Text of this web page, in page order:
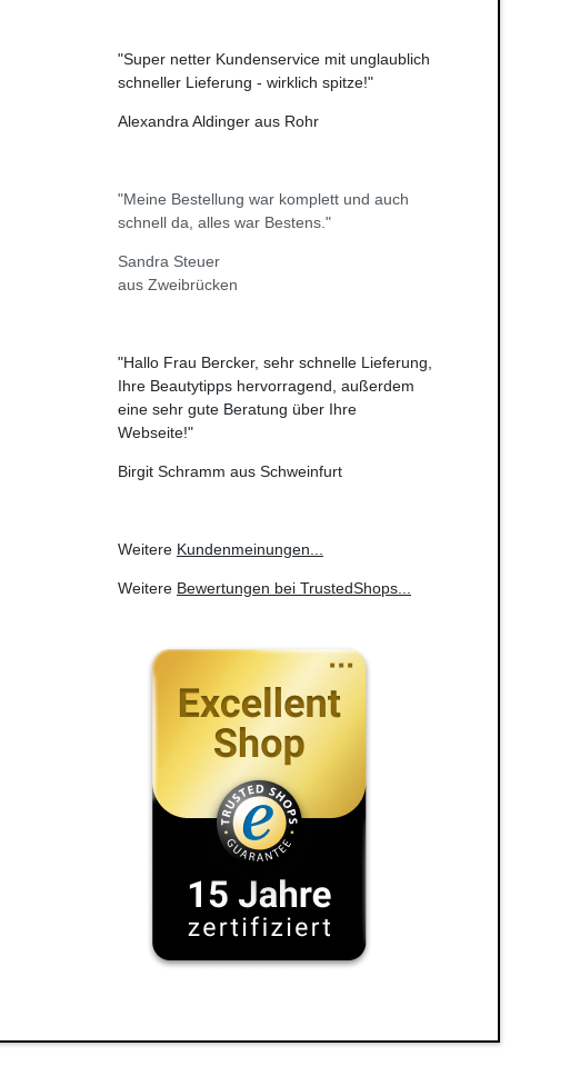
"Super netter Kundenservice mit unglaublich
schneller Lieferung - wirklich spitze!"
Alexandra Aldinger aus Rohr
"Meine Bestellung war komplett und auch
schnell da, alles war Bestens."
Sandra Steuer
aus Zweibrücken
"Hallo Frau Bercker, sehr schnelle Lieferung,
Ihre Beautytipps hervorragend, außerdem
eine sehr gute Beratung über Ihre
Webseite!"
Birgit Schramm aus Schweinfurt
Weitere Kundenmeinungen
Weitere Bewertungen bei TrustedShops